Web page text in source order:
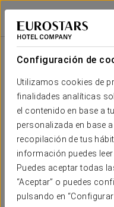
Configuración de
Utilizamos cookies de
finalidades analíticas
el contenido en base a
personalizada en base
recopilación de tus
información puedes
Puedes aceptar todas
“Aceptar” o puedes
pulsando en
Claridge Hotel
BUENOS AIRES
Tu
Sala
Gran Salón
350 m
altura
300
Tudor
351 m
x m
altura
240
London
28 m 2
x m
-